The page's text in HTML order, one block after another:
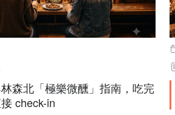
森北「極樂微醺」指南，吃完
check-in